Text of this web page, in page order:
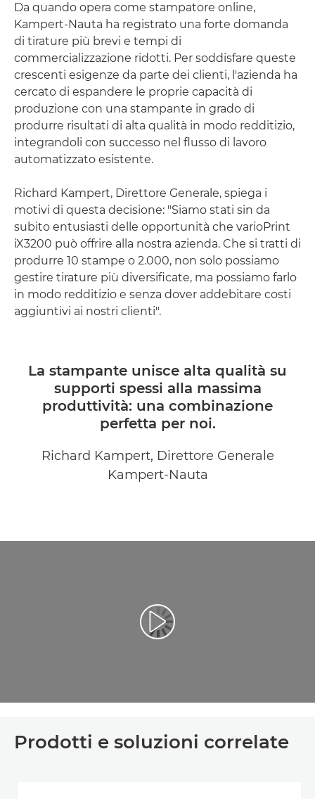
Da quando opera come stampatore online,
Kampert-Nauta ha registrato una forte domanda
di tirature più brevi e tempi di
commercializzazione ridotti. Per soddisfare queste
crescenti esigenze da parte dei clienti, l'azienda ha
cercato di espandere le proprie capacità di
produzione con una stampante in grado di
produrre risultati di alta qualità in modo redditizio,
integrandoli con successo nel flusso di lavoro
automatizzato esistente.
Richard Kampert, Direttore Generale, spiega i
motivi di questa decisione: "Siamo stati sin da
subito entusiasti delle opportunità che varioPrint
iX3200 può offrire alla nostra azienda. Che si tratti di
produrre 10 stampe o 2.000, non solo possiamo
gestire tirature più diversificate, ma possiamo farlo
in modo redditizio e senza dover addebitare costi
aggiuntivi ai nostri clienti".
La stampante unisce alta qualità su
supporti spessi alla massima
produttività: una combinazione
perfetta per noi.
Richard Kampert, Direttore Generale
Kampert-Nauta
Riproduci il video
Prodotti e soluzioni correlate